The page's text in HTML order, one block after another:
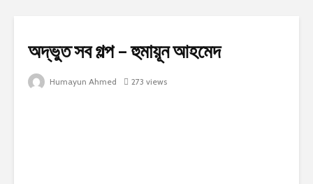
অদ্ভুত সব গল্প – হুমায়ূন আহমেদ
Humayun Ahmed 273 views